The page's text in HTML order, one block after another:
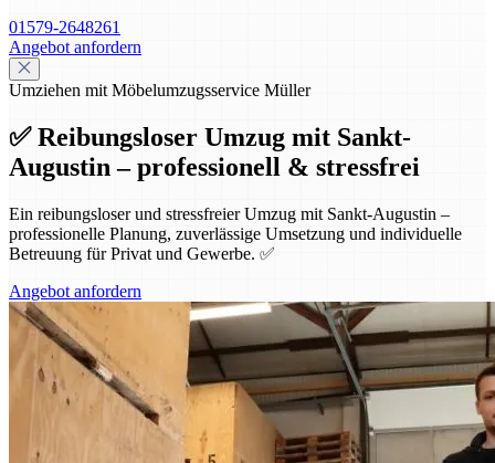
01579-2648261
Angebot anfordern
Umziehen mit Möbelumzugsservice Müller
✅ Reibungsloser Umzug mit Sankt-
Augustin – professionell & stressfrei
Ein reibungsloser und stressfreier Umzug mit Sankt-Augustin –
professionelle Planung, zuverlässige Umsetzung und individuelle
Betreuung für Privat und Gewerbe. ✅
Angebot anfordern